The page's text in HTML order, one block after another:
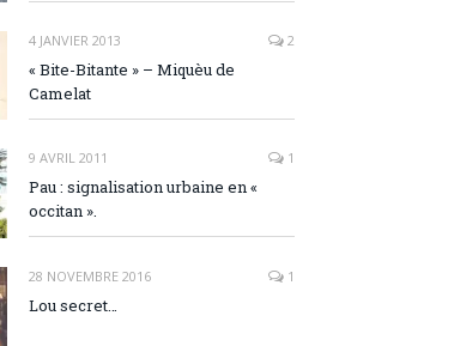
4 JANVIER 2013 2
« Bite-Bitante » – Miquèu de
Camelat
9 AVRIL 2011 1
Pau : signalisation urbaine en «
occitan ».
28 NOVEMBRE 2016 1
Lou secret…